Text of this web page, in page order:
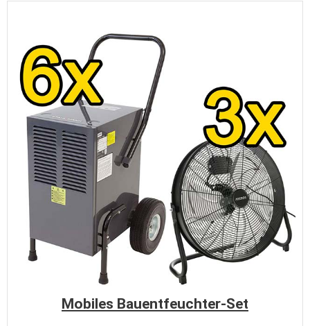
Mobiles Bauentfeuchter-Set